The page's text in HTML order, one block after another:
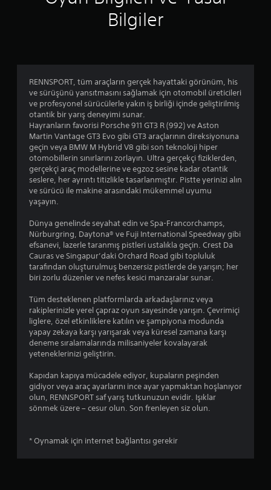
2
.
2
y
ı
d
ı
z
Bilgiler
RENNSPORT, tüm araçların gerçek hayattaki görünüm, his
ve sürüşünü yansıtmasını sağlamak için otomobil üreticileri
ve profesyonel sürücülerle yakın iş birliği içinde geliştirilmiş
otantik bir yarış deneyimi sunar.
Hayranların favorisi Porsche 911 GT3 R (992) ve Aston
Martin Vantage GT3 Evo gibi GT3 araçlarının direksiyonuna
geçin veya BMW M Hybrid V8 gibi son teknoloji hiper
otomobillerin sınırlarını zorlayın. Ultra gerçekçi fiziklerden,
gerçekçi araç modellerine ve egzoz sesine kadar otantik
seslere, her ayrıntı titizlikle tasarlanmıştır. Pistte yerinizi alın
ve sürücü ile makine arasındaki mükemmel uyumu
yaşayın.
Dünya genelinde seyahat edin ve Spa-Francorchamps,
Nürburgring, Daytona® ve Fuji International Speedway gibi
efsanevi, lazerle taranmış pistleri ustalıkla geçin. Crest Da
Cauras ve Singapur’daki Orchard Road gibi topluluk
tarafından oluşturulmuş benzersiz pistlerde de yarışın; her
biri zorlu düzenler ve nefes kesici manzaralar sunar.
Tüm desteklenen platformlarda arkadaşlarınız veya
rakiplerinizle yerel çapraz oyun sayesinde yarışın. Çevrimiçi
liglere, özel etkinliklere katılın ve şampiyona modunda
yapay zekaya karşı yarışarak veya küresel zamana karşı
deneme sıralamalarında milisaniyeler kovalayarak
yeteneklerinizi geliştirin.
Kapıdan kapıya mücadele ediyor, kupaların peşinden
gidiyor veya araç ayarlarını ince ayar yapmaktan hoşlanıyor
olun, RENNSPORT saf yarış tutkunuzun evidir. Işıklar
sönmek üzere – cesur olun. Son frenleyen siz olun.
* Oynamak için internet bağlantısı gerekir